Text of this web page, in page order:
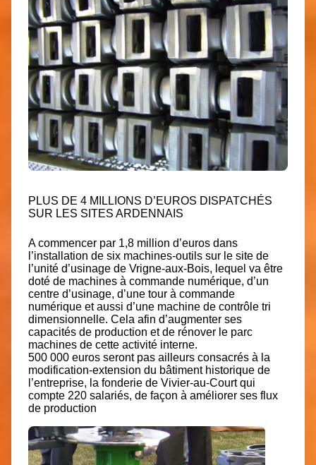
PLUS DE 4 MILLIONS D’EUROS DISPATCHÉS
SUR LES SITES ARDENNAIS
A commencer par 1,8 million d’euros dans
l’installation de six machines-outils sur le site de
l’unité d’usinage de Vrigne-aux-Bois, lequel va être
doté de machines à commande numérique, d’un
centre d’usinage, d’une tour à commande
numérique et aussi d’une machine de contrôle tri
dimensionnelle. Cela afin d’augmenter ses
capacités de production et de rénover le parc
machines de cette activité interne.
500 000 euros seront pas ailleurs consacrés à la
modification-extension du bâtiment historique de
l’entreprise, la fonderie de Vivier-au-Court qui
compte 220 salariés, de façon à améliorer ses flux
de production